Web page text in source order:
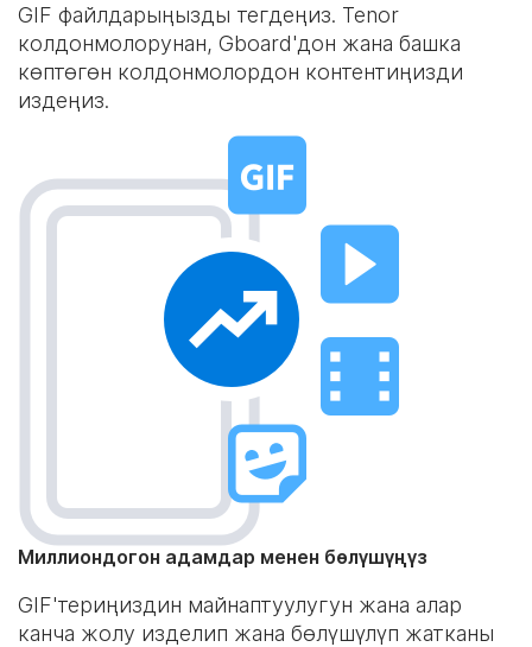
GIF файлдарыңызды тегдеңиз. Tenor
колдонмолорунан, Gboard'дон жана башка
көптөгөн колдонмолордон контентиңизди
издеңиз.
Миллиондогон адамдар менен бөлүшүңүз
GIF'териңиздин майнаптуулугун жана алар
канча жолу изделип жана бөлүшүлүп жатканы